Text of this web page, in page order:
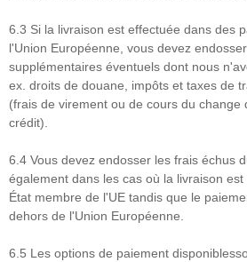
6.3 Si la livraison est effectuée dans des
l'Union Européenne, vous devez
supplémentaires éventuels dont nous
ex. droits de douane, impôts et taxes de
(frais de virement ou de cours du change
crédit).
6.4 Vous devez endosser les frais échus
également dans les cas où la livraison
État membre de l'UE tandis que le
dehors de l'Union Européenne.
6.5 Les options de paiement